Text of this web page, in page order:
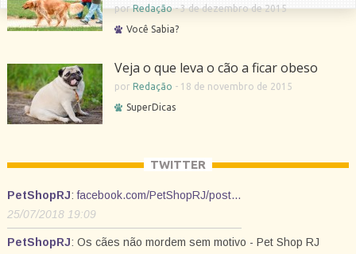
porRedação-3 de dezembro de 2015
Você Sabia?
Veja o que leva o cão a ficar obeso
por Redação - 18 de novembro de 2015
SuperDicas
TWITTER
PetShopRJ:facebook.com/PetShopRJ/post…
25/07/2018 19:09
PetShopRJ: Os cães não mordem sem motivo - Pet Shop RJ